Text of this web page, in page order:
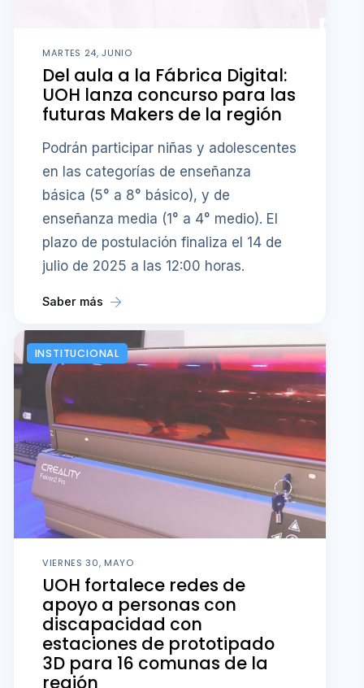
MARTES 24, JUNIO
Del aula a la Fábrica Digital:
UOH lanza concurso para las
futuras Makers de la región
Podrán participar niñas y adolescentes
en las categorías de enseñanza
básica (5° a 8° básico), y de
enseñanza media (1° a 4° medio). El
plazo de postulación finaliza el 14 de
julio de 2025 a las 12:00 horas.
Saber más
INSTITUCIONAL
VIERNES 30, MAYO
UOH fortalece redes de
apoyo a personas con
discapacidad con
estaciones de prototipado
3D para 16 comunas de la
región